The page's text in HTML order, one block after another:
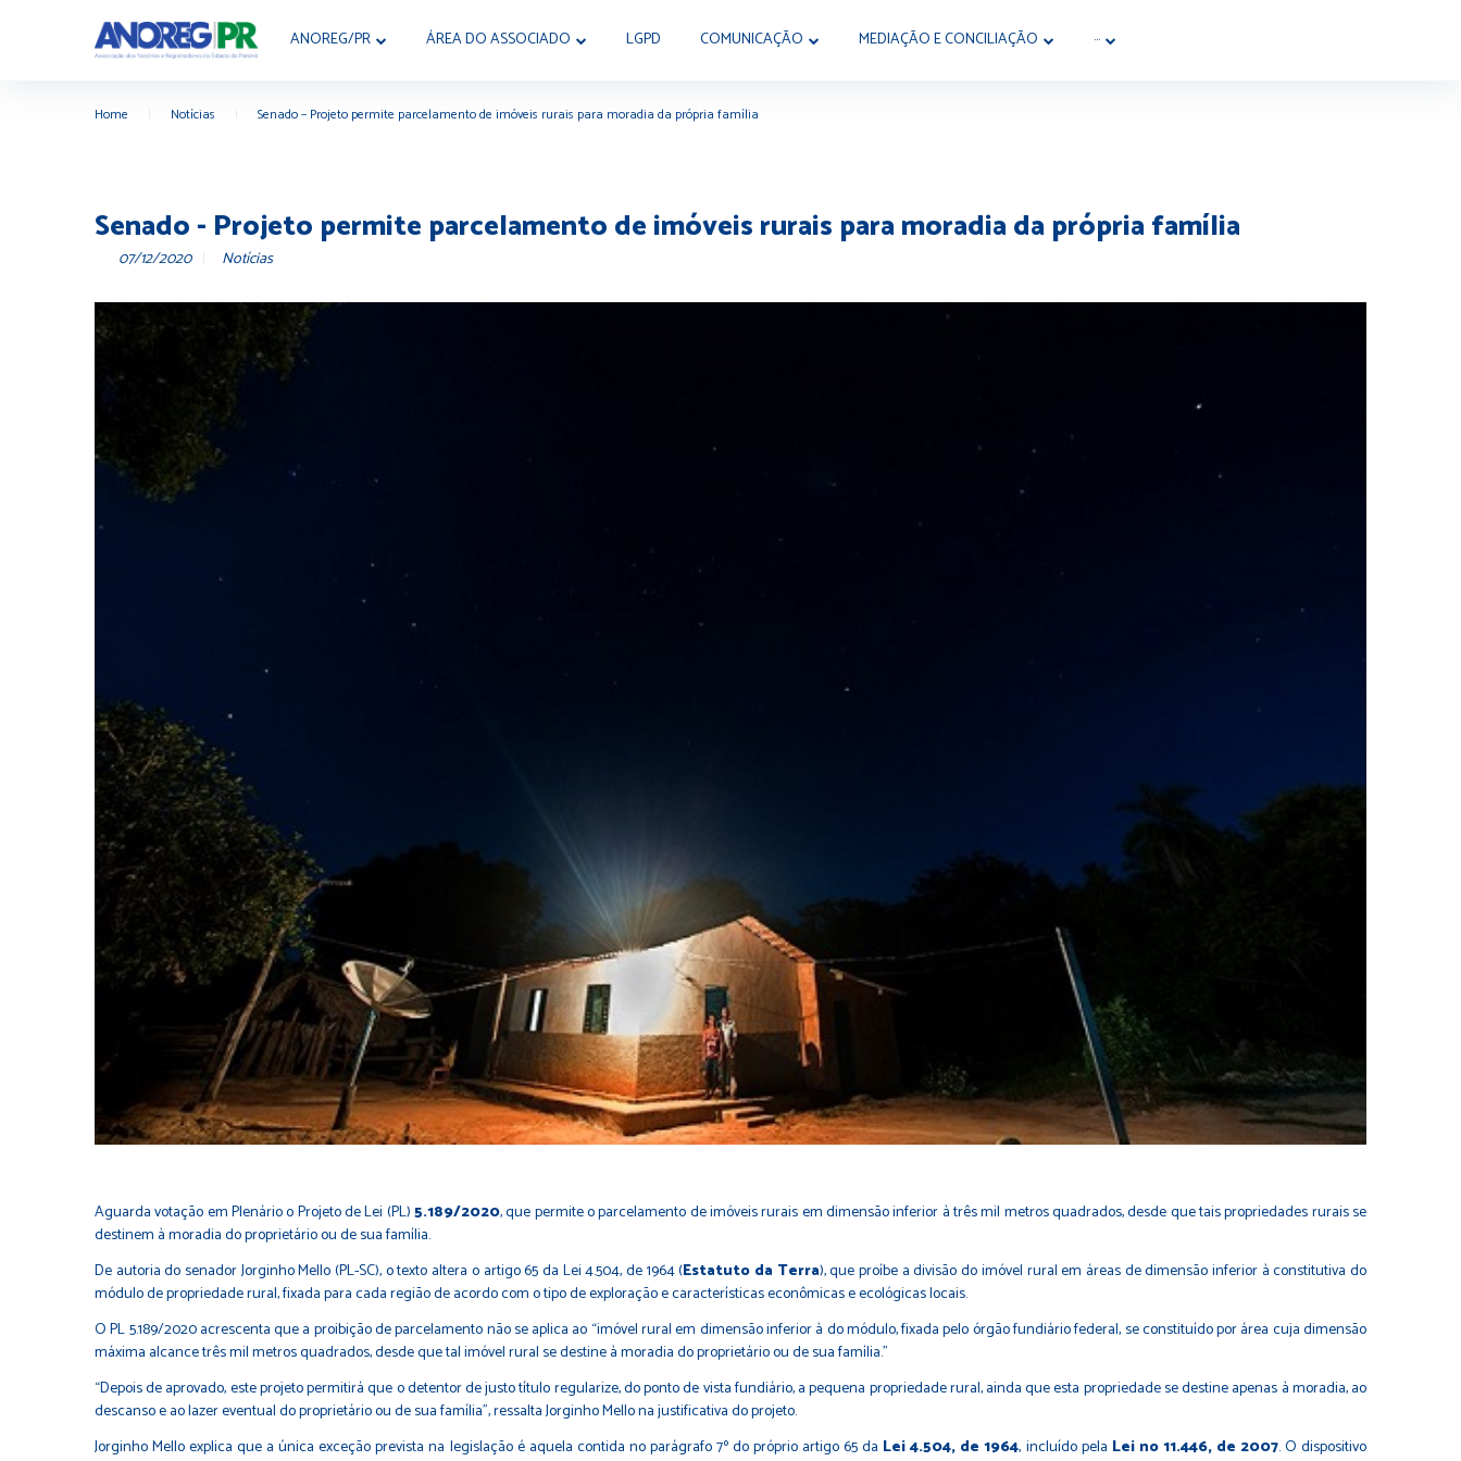
ANOREG/PR ÁREA DO ASSOCIADO LGPD COMUNICAÇÃO MEDIAÇÃO E CONCILIAÇÃO ···
Home Notícias Senado – Projeto permite parcelamento de imóveis rurais para moradia da própria família
Senado - Projeto permite parcelamento de imóveis rurais para moradia da própria família
07/12/2020 Notícias
Aguarda votação em Plenário o Projeto de Lei (PL)5.189/2020, que permite o parcelamento de imóveis rurais em dimensão inferior à três mil metros quadrados, desde que tais propriedades rurais se
destinem à moradia do proprietário ou de sua família.
De autoria do senador Jorginho Mello (PL-SC), o texto altera o artigo 65 da Lei 4.504, de 1964 (Estatuto da Terra), que proíbe a divisão do imóvel rural em áreas de dimensão inferior à constitutiva do
módulo de propriedade rural, fixada para cada região de acordo com o tipo de exploração e características econômicas e ecológicas locais.
O PL 5.189/2020 acrescenta que a proibição de parcelamento não se aplica ao “imóvel rural em dimensão inferior à do módulo, fixada pelo órgão fundiário federal, se constituído por área cuja dimensão
máxima alcance três mil metros quadrados, desde que tal imóvel rural se destine à moradia do proprietário ou de sua família.”
“Depois de aprovado, este projeto permitirá que o detentor de justo título regularize, do ponto de vista fundiário, a pequena propriedade rural, ainda que esta propriedade se destine apenas à moradia, ao
descanso e ao lazer eventual do proprietário ou de sua família”, ressalta Jorginho Mello na justificativa do projeto.
Jorginho Mello explica que a única exceção prevista na legislação é aquela contida no parágrafo 7º do próprio artigo 65 da Lei 4.504, de 1964, incluído pela Lei no 11.446, de 2007. O dispositivo